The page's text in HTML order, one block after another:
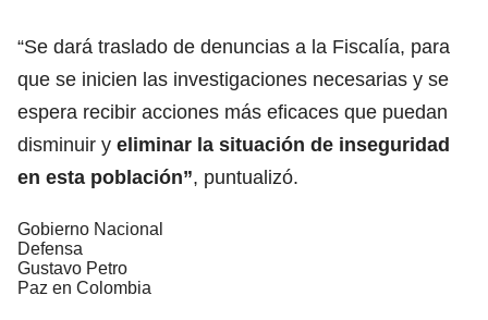
“Se dará traslado de denuncias a la Fiscalía, para
que se inicien las investigaciones necesarias y se
espera recibir acciones más eficaces que puedan
disminuir y eliminar la situación de inseguridad
en esta población”, puntualizó.
Gobierno Nacional
Defensa
Gustavo Petro
Paz en Colombia